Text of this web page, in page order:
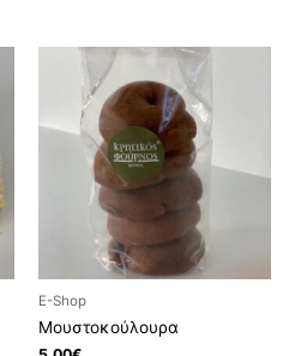
E-Shop
Μουστοκούλουρα